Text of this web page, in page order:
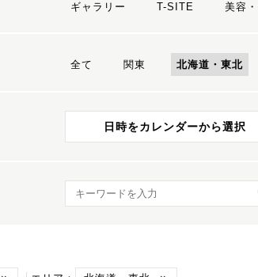
ギャラリー
T-SITE 美容
全て 関東 北海道・東北
日時をカレンダーから選択
キーワード検索